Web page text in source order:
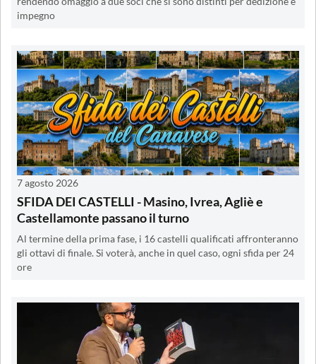
impegno
7 agosto 2026
SFIDA DEI CASTELLI - Masino, Ivrea, Agliè e
Castellamonte passano il turno
Al termine della prima fase, i 16 castelli qualificati affronteranno
gli ottavi di finale. Si voterà, anche in quel caso, ogni sfida per 24
ore